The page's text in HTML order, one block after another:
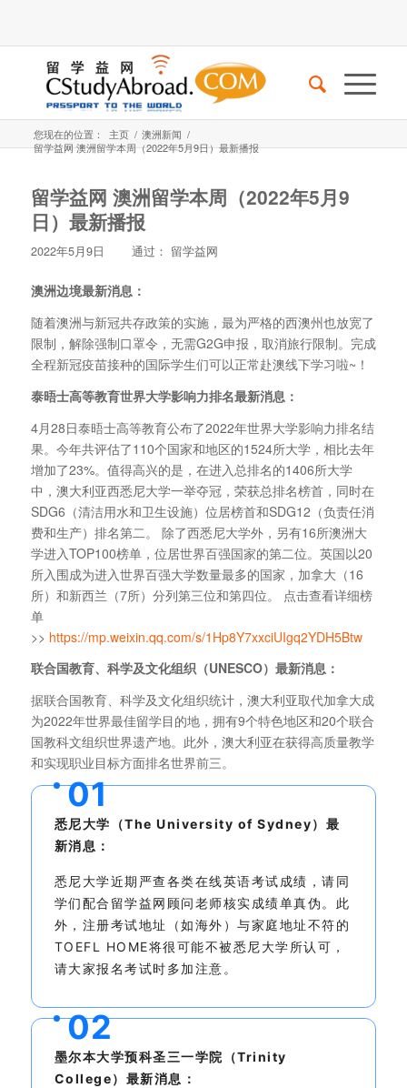
您现在的位置： 主页 / 澳洲新闻 /
留学益网 澳洲留学本周（2022年5月9日）最新播报
留学益网 澳洲留学本周（2022年5月9
日）最新播报
2022年5月9日 通过： 留学益网
澳洲边境最新消息：
随着澳洲与新冠共存政策的实施，最为严格的西澳州也放宽了
限制，解除强制口罩令，无需G2G申报，取消旅行限制。完成
全程新冠疫苗接种的国际学生们可以正常赴澳线下学习啦~！
泰晤士高等教育世界大学影响力排名最新消息：
4月28日泰晤士高等教育公布了2022年世界大学影响力排名结
果。今年共评估了110个国家和地区的1524所大学，相比去年
增加了23%。值得高兴的是，在进入总排名的1406所大学
中，澳大利亚西悉尼大学一举夺冠，荣获总排名榜首，同时在
SDG6（清洁用水和卫生设施）位居榜首和SDG12（负责任消
费和生产）排名第二。 除了西悉尼大学外，另有16所澳洲大
学进入TOP100榜单，位居世界百强国家的第二位。英国以20
所入围成为进入世界百强大学数量最多的国家，加拿大（16
所）和新西兰（7所）分列第三位和第四位。 点击查看详细榜
单
>> https://mp.weixin.qq.com/s/1Hp8Y7xxciUIgq2YDH5Btw
联合国教育、科学及文化组织（UNESCO）最新消息：
据联合国教育、科学及文化组织统计，澳大利亚取代加拿大成
为2022年世界最佳留学目的地，拥有9个特色地区和20个联合
国教科文组织世界遗产地。此外，澳大利亚在获得高质量教学
和实现职业目标方面排名世界前三。
01
悉尼大学（The University of Sydney）最
新消息：
悉尼大学近期严查各类在线英语考试成绩，请同
学们配合留学益网顾问老师核实成绩单真伪。此
外，注册考试地址（如海外）与家庭地址不符的
TOEFL HOME将很可能不被悉尼大学所认可，
请大家报名考试时多加注意。
02
墨尔本大学预科圣三一学院（Trinity
College）最新消息：